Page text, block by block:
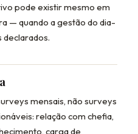
pode existir mesmo em
— quando a gestão do dia-
mensais, não surveys
relação com chefia,
carga de